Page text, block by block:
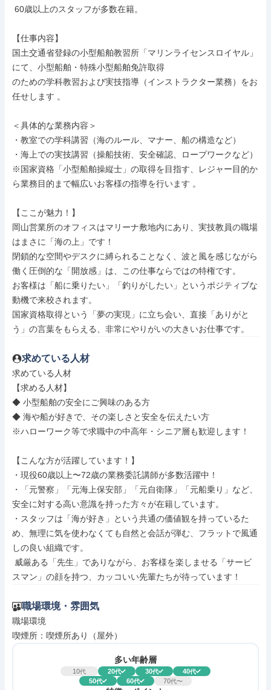
【仕事内容】
国土交通省登録の小型船舶教習所「マリンライセンスロイヤル」
にて、小型船舶・特殊小型船舶免許取得
のための学科教習および実技指導（インストラクター業務）をお
任せします 。
＜具体的な業務内容＞
・教室での学科講習（海のルール、マナー、船の構造など）
・海上での実技講習（操船技術、安全確認、ロープワークなど）
※国家資格「小型船舶操縦士」の取得を目指す、レジャー目的か
ら業務目的まで幅広いお客様の指導を行います 。
【ここが魅力！】
岡山営業所のオフィスはマリーナ敷地内にあり、実技教員の職場
はまさに「海の上」です！
閉鎖的な空間やデスクに縛られることなく、波と風を感じながら
働く圧倒的な「開放感」は、この仕事ならではの特権です。
お客様は「船に乗りたい」「釣りがしたい」というポジティブな
動機で来校されます。
国家資格取得という「夢の実現」に立ち会い、直接「ありがと
う」の言葉をもらえる、非常にやりがいの大きいお仕事です。
求めている人材
求めている人材
【求める人材】
◆ 小型船舶の安全にご興味のある方
◆ 海や船が好きで、その楽しさと安全を伝えたい方
※ハローワーク等で求職中の中高年・シニア層も歓迎します！
【こんな方が活躍しています！】
・現役60歳以上〜72歳の業務委託講師が多数活躍中！
・「元警察」「元海上保安部」「元自衛隊」「元船乗り」など、
安全に対する高い意識を持った方々が在籍しています。
・スタッフは「海が好き」という共通の価値観を持っているた
め、無理に気を使わなくても自然と会話が弾む、フラットで風通
しの良い組織です。
スマン」の顔を持つ、カッコいい先輩たちが待っています！
職場環境・雰囲気
職場環境
喫煙所：喫煙所あり（屋外）
多い年齢層
10代 20代 30代 40代
50代 60代 70代〜